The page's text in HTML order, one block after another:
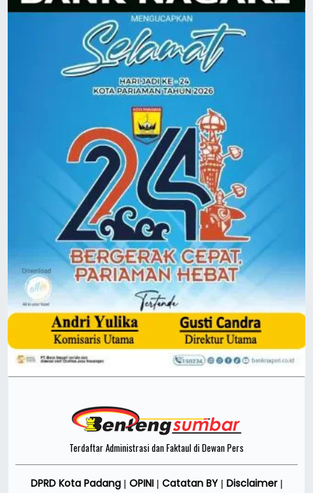
Terdaftar Administrasi dan Faktaul di Dewan Pers
DPRD Kota Padang| OPINI| Catatan BY| Disclaimer|